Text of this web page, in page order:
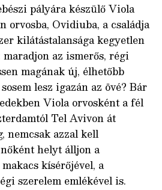
pályára készülő Viola
orvosba, Ovidiuba, a családja
kilátástalansága kegyetlen
az ismerős, régi
magának új, élhetőbb
lesz igazán az övé? Bár
Viola orvosként a fél
Tel Avivon át
nemcsak azzal kell
helyt álljon a
kísérőjével, a
szerelem emlékével is.